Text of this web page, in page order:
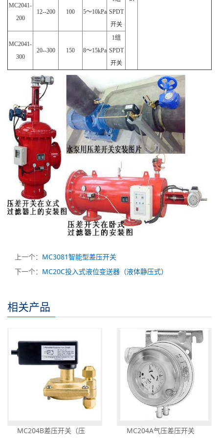
MC2041-
200
12--200 100 5～10kPa SPDT
开关
MC2041-
300
20--300 150 8～15kPa
1组
SPDT
开关
上一个： MC3081智能型差压开关
下一个： MC20C投入式液位变送器（液体静压式）
相关产品
MC204B差压开关（压 MC204A气压差压开关